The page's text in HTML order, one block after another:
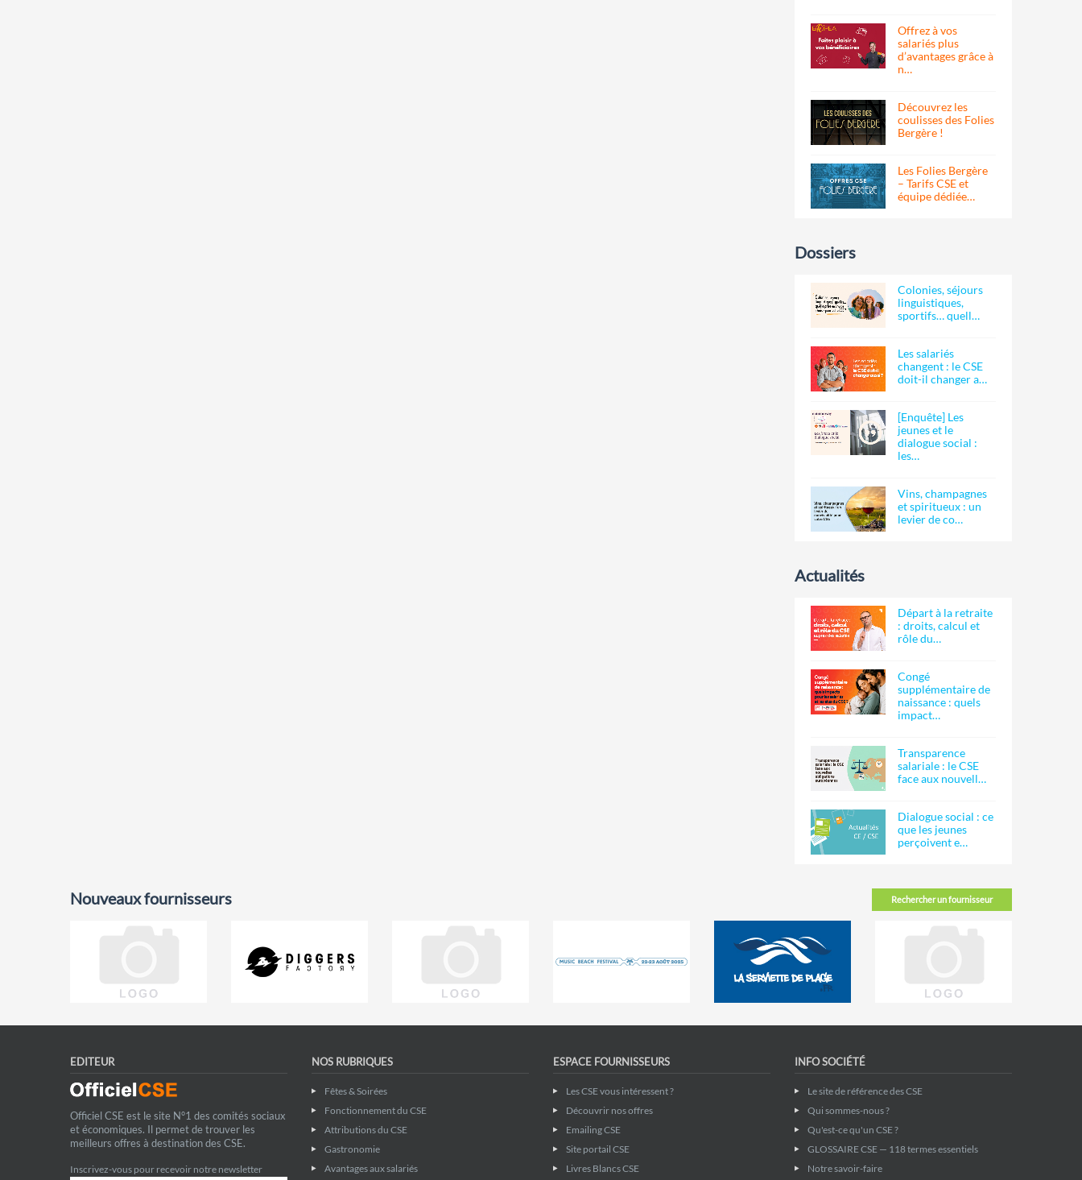
Offrez à vos
salariés plus
d’avantages grâce à
n…
Découvrez les
coulisses des Folies
Bergère !
Les Folies Bergère
– Tarifs CSE et
équipe dédiée…
Dossiers
Colonies, séjours
linguistiques,
sportifs… quell…
Les salariés
changent : le CSE
doit-il changer a…
[Enquête] Les
jeunes et le
dialogue social :
les…
Vins, champagnes
et spiritueux : un
levier de co…
Actualités
Départ à la retraite
: droits, calcul et
rôle du…
Congé
supplémentaire de
naissance : quels
impact…
Transparence
salariale : le CSE
face aux nouvell…
Dialogue social : ce
que les jeunes
perçoivent e…
Rechercher un fournisseur
Nouveaux fournisseurs
EDITEUR
Officiel CSE est le site N°1 des comités sociaux
et économiques. Il permet de trouver les
meilleurs offres à destination des CSE.
Inscrivez-vous pour recevoir notre newsletter
NOS RUBRIQUES
Fêtes & Soirées
Fonctionnement du CSE
Attributions du CSE
Gastronomie
Avantages aux salariés
ESPACE FOURNISSEURS
Les CSE vous intéressent ?
Découvrir nos offres
Emailing CSE
Site portail CSE
Livres Blancs CSE
INFO SOCIÉTÉ
Le site de référence des CSE
Qui sommes-nous ?
Qu'est-ce qu'un CSE ?
GLOSSAIRE CSE — 118 termes essentiels
Notre savoir-faire